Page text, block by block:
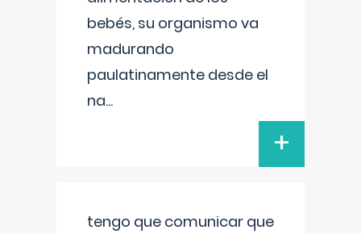
bebés, su organismo va
madurando
paulatinamente desde el
na...
+
tengo que comunicar que